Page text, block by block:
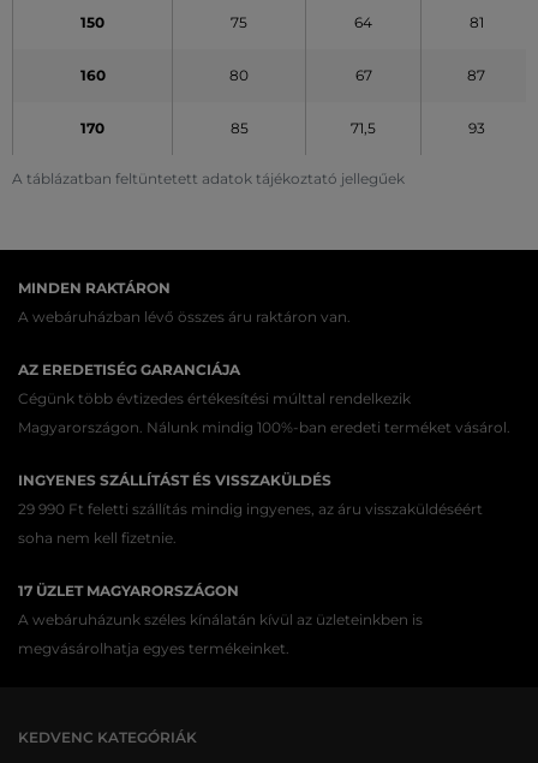
A táblázatban feltüntetett adatok tájékoztató jellegűek
150 75 64 81
160 80 67 87
170 85 71,5 93
MINDEN RAKTÁRON
A webáruházban lévő összes áru raktáron van.
AZ EREDETISÉG GARANCIÁJA
Cégünk több évtizedes értékesítési múlttal rendelkezik
Magyarországon. Nálunk mindig 100%-ban eredeti terméket vásárol.
INGYENES SZÁLLÍTÁST ÉS VISSZAKÜLDÉS
29 990 Ft feletti szállítás mindig ingyenes, az áru visszaküldéséért
soha nem kell fizetnie.
17 ÜZLET MAGYARORSZÁGON
A webáruházunk széles kínálatán kívül az üzleteinkben is
megvásárolhatja egyes termékeinket.
KEDVENC KATEGÓRIÁK